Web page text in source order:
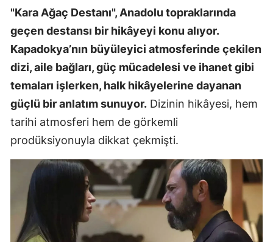
"Kara Ağaç Destanı", Anadolu topraklarında
geçen destansı bir hikâyeyi konu alıyor.
Kapadokya’nın büyüleyici atmosferinde çekilen
dizi, aile bağları, güç mücadelesi ve ihanet gibi
temaları işlerken, halk hikâyelerine dayanan
güçlü bir anlatım sunuyor. Dizinin hikâyesi, hem
tarihi atmosferi hem de görkemli
prodüksiyonuyla dikkat çekmişti.